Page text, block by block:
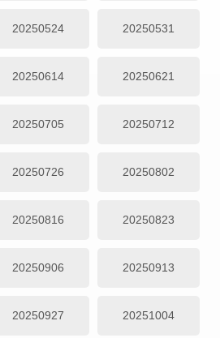
20250524 20250531
20250614 20250621
20250705 20250712
20250726 20250802
20250816 20250823
20250906 20250913
20250927 20251004